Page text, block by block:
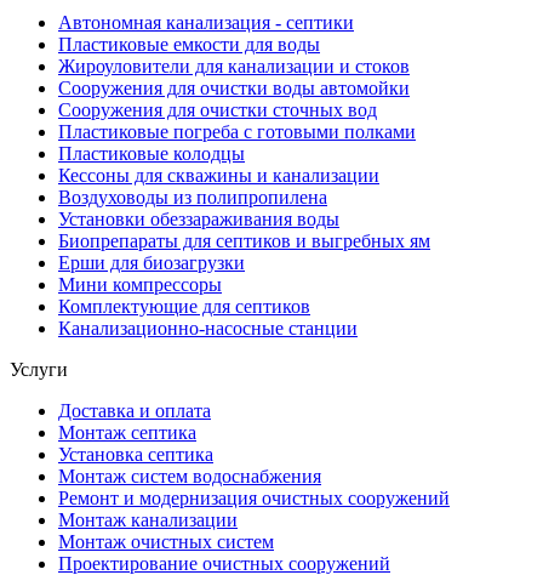
Автономная канализация - септики
Пластиковые емкости для воды
Жироуловители для канализации и стоков
Сооружения для очистки воды автомойки
Сооружения для очистки сточных вод
Пластиковые погреба с готовыми полками
Пластиковые колодцы
Кессоны для скважины и канализации
Воздуховоды из полипропилена
Установки обеззараживания воды
Биопрепараты для септиков и выгребных ям
Ерши для биозагрузки
Мини компрессоры
Комплектующие для септиков
Канализационно-насосные станции
Услуги
Доставка и оплата
Монтаж септика
Установка септика
Монтаж систем водоснабжения
Ремонт и модернизация очистных сооружений
Монтаж канализации
Монтаж очистных систем
Проектирование очистных сооружений